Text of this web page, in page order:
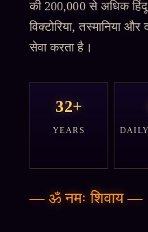
की 200,000 से अधिक
विक्टोरिया, तस्मानिया
सेवा करता है।
32+
YEARS
—ॐ नमः शिवाय—